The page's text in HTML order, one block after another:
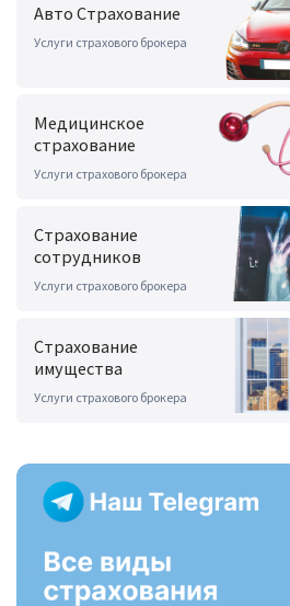
Авто Страхование
Услуги страхового брокера
Медицинское
страхование
Услуги страхового брокера
Страхование
сотрудников
Услуги страхового брокера
Страхование
имущества
Услуги страхового брокера